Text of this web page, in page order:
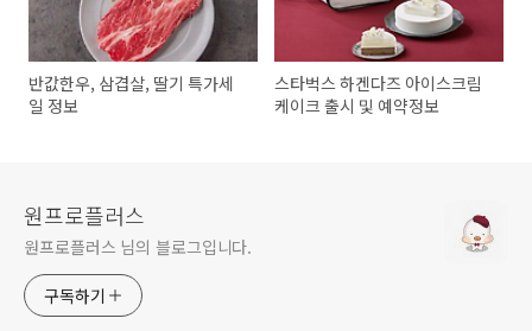
반값한우, 삼겹살, 딸기 특가세
일 정보
스타벅스 하겐다즈 아이스크림
케이크 출시 및 예약정보
원프로플러스
원프로플러스 님의 블로그입니다.
구독하기